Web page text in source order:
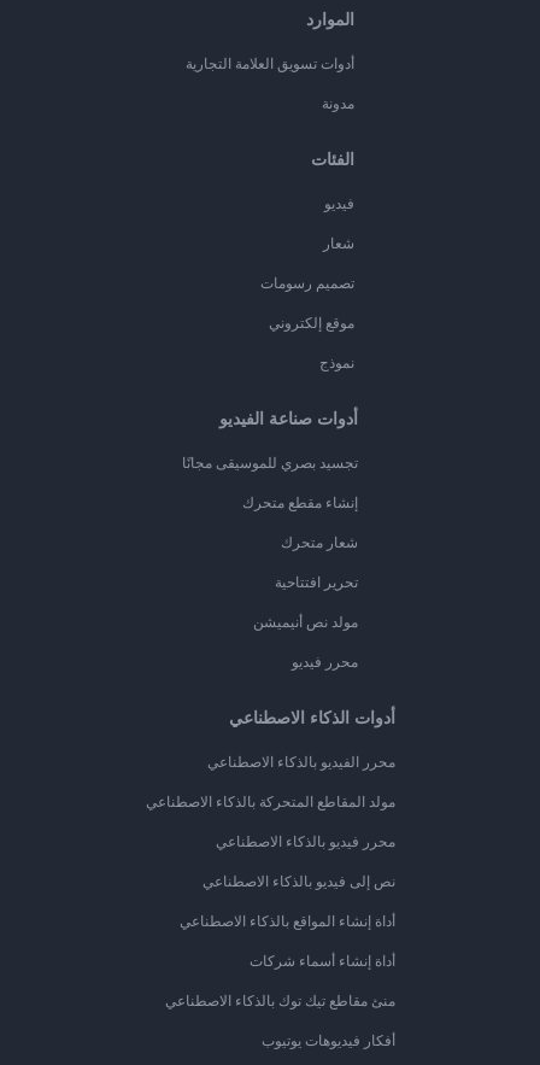
الموارد
أدوات تسويق العلامة التجارية
مدونة
الفئات
فيديو
شعار
تصميم رسومات
موقع إلكتروني
نموذج
أدوات صناعة الفيديو
تجسيد بصري للموسيقى مجانًا
إنشاء مقطع متحرك
شعار متحرك
تحرير افتتاحية
مولد نص أنيميشن
محرر فيديو
أدوات الذكاء الاصطناعي
محرر الفيديو بالذكاء الاصطناعي
مولد المقاطع المتحركة بالذكاء الاصطناعي
محرر فيديو بالذكاء الاصطناعي
نص إلى فيديو بالذكاء الاصطناعي
أداة إنشاء المواقع بالذكاء الاصطناعي
أداة إنشاء أسماء شركات
منئ مقاطع تيك توك بالذكاء الاصطناعي
أفكار فيديوهات يوتيوب